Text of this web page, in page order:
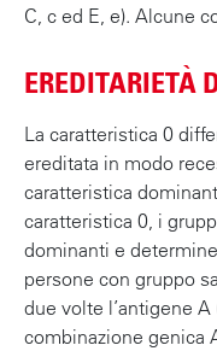
C, c ed E, e). Alcune
EREDITARIETÀ
La caratteristica 0
ereditata in modo
caratteristica
caratteristica 0, i
dominanti e
persone con gruppo
due volte l’antigene
combinazione genica